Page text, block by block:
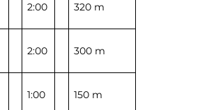
2:00 320 m
2:00 300 m
1:00 150 m